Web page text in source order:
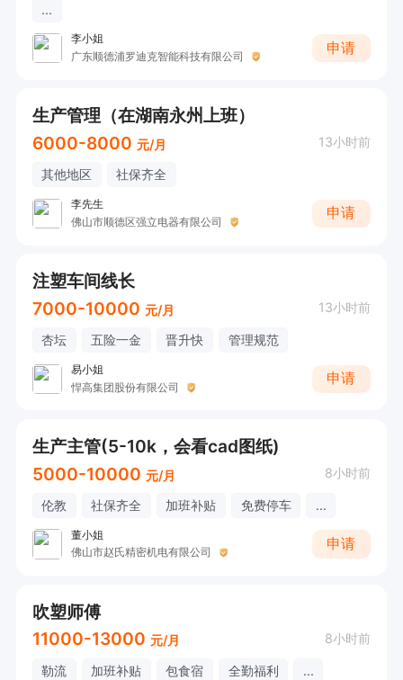
...
李小姐
广东顺德浦罗迪克智能科技有限公司
申请
生产管理（在湖南永州上班）
6000-8000 元/月 13小时前
其他地区 社保齐全
李先生
佛山市顺德区强立电器有限公司
申请
注塑车间线长
7000-10000 元/月 13小时前
杏坛 五险一金 晋升快 管理规范
易小姐
悍高集团股份有限公司
申请
生产主管(5-10k，会看cad图纸)
5000-10000 元/月 8小时前
伦教 社保齐全 加班补贴 免费停车 ...
董小姐
佛山市赵氏精密机电有限公司
申请
吹塑师傅
11000-13000 元/月 8小时前
勒流 加班补贴 包食宿 全勤福利 ...